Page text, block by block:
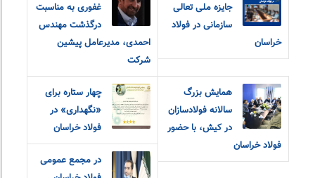
جایزه ملی تعالی
سازمانی در فولاد
خراسان
غفوری به مناسبت
درگذشت مهندس
احمدی، مدیرعامل پیشین
شرکت
همایش بزرگ
سالانه فولادسازان
در کیش، با حضور
فولاد خراسان
چهار ستاره برای
«نگهداری» در
فولاد خراسان
در مجمع عمومی